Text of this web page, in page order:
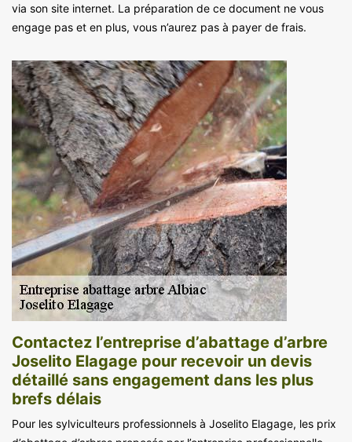
via son site internet. La préparation de ce document ne vous
engage pas et en plus, vous n’aurez pas à payer de frais.
Contactez l’entreprise d’abattage d’arbre
Joselito Elagage pour recevoir un devis
détaillé sans engagement dans les plus
brefs délais
Pour les sylviculteurs professionnels à Joselito Elagage, les prix